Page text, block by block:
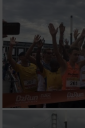
IAB-Verarbeitungszwecke:
Speichern von oder
auf einem Endgerät
Verwendung
von Werbeanzeigen
Erstellung von
Werbung